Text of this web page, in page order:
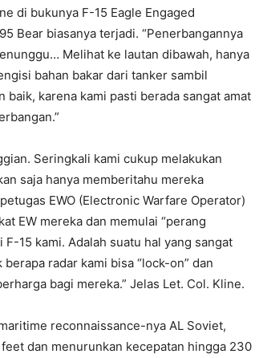
di bukunya F-15 Eagle Engaged
Bear biasanya terjadi. “Penerbangannya
Melihat ke lautan dibawah, hanya
bahan bakar dari tanker sambil
karena kami pasti berada sangat amat
Seringkali kami cukup melakukan
saja hanya memberitahu mereka
EWO (Electronic Warfare Operator)
EW mereka dan memulai “perang
15 kami. Adalah suatu hal yang sangat
radar kami bisa “lock-on” dan
bagi mereka.” Jelas Let. Col. Kline.
reconnaissance-nya AL Soviet,
dan menurunkan kecepatan hingga 230